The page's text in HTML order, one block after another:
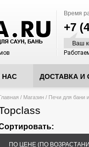
Время
+7
Ваш
НАС ДОСТАВКА И
здесь
/ Магазин / Печи для бани
ПО ЦЕНЕ (ПО